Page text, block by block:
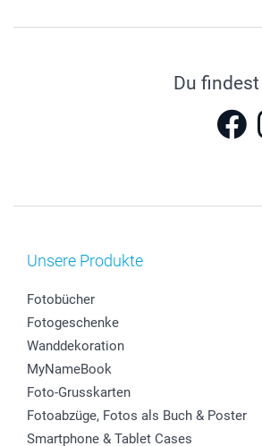
Du
Unsere Produkte
Fotobücher
Fotogeschenke
Wanddekoration
MyNameBook
Foto-Grusskarten
Fotoabzüge, Fotos als Buch & Poster
Smartphone & Tablet Cases